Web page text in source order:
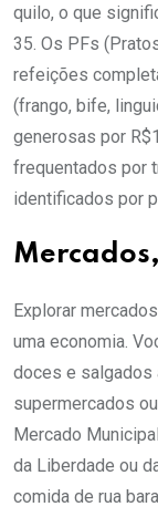
quilo, o que
35. Os PFs
refeições
(frango, bife,
generosas por
frequentados por
identificados por
Explorar
uma economia.
doces e salgados
supermercados
Mercado
da Liberdade ou
comida de rua